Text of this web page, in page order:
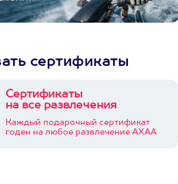
сертификаты
Сертификаты
на все развлечения
Каждый подарочный сертификат
годен на любое развлечение АХАА